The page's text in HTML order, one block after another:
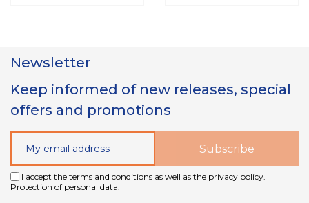
Newsletter
Keep informed of new releases, special
offers and promotions
I accept the terms and conditions as well as the privacy policy.
Protection of personal data.